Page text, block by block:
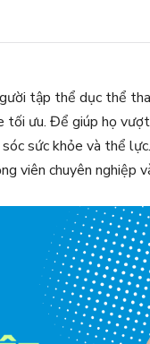
tập thể dục thể
ưu. Để giúp họ
sức khỏe và thể
viên chuyên nghiệp